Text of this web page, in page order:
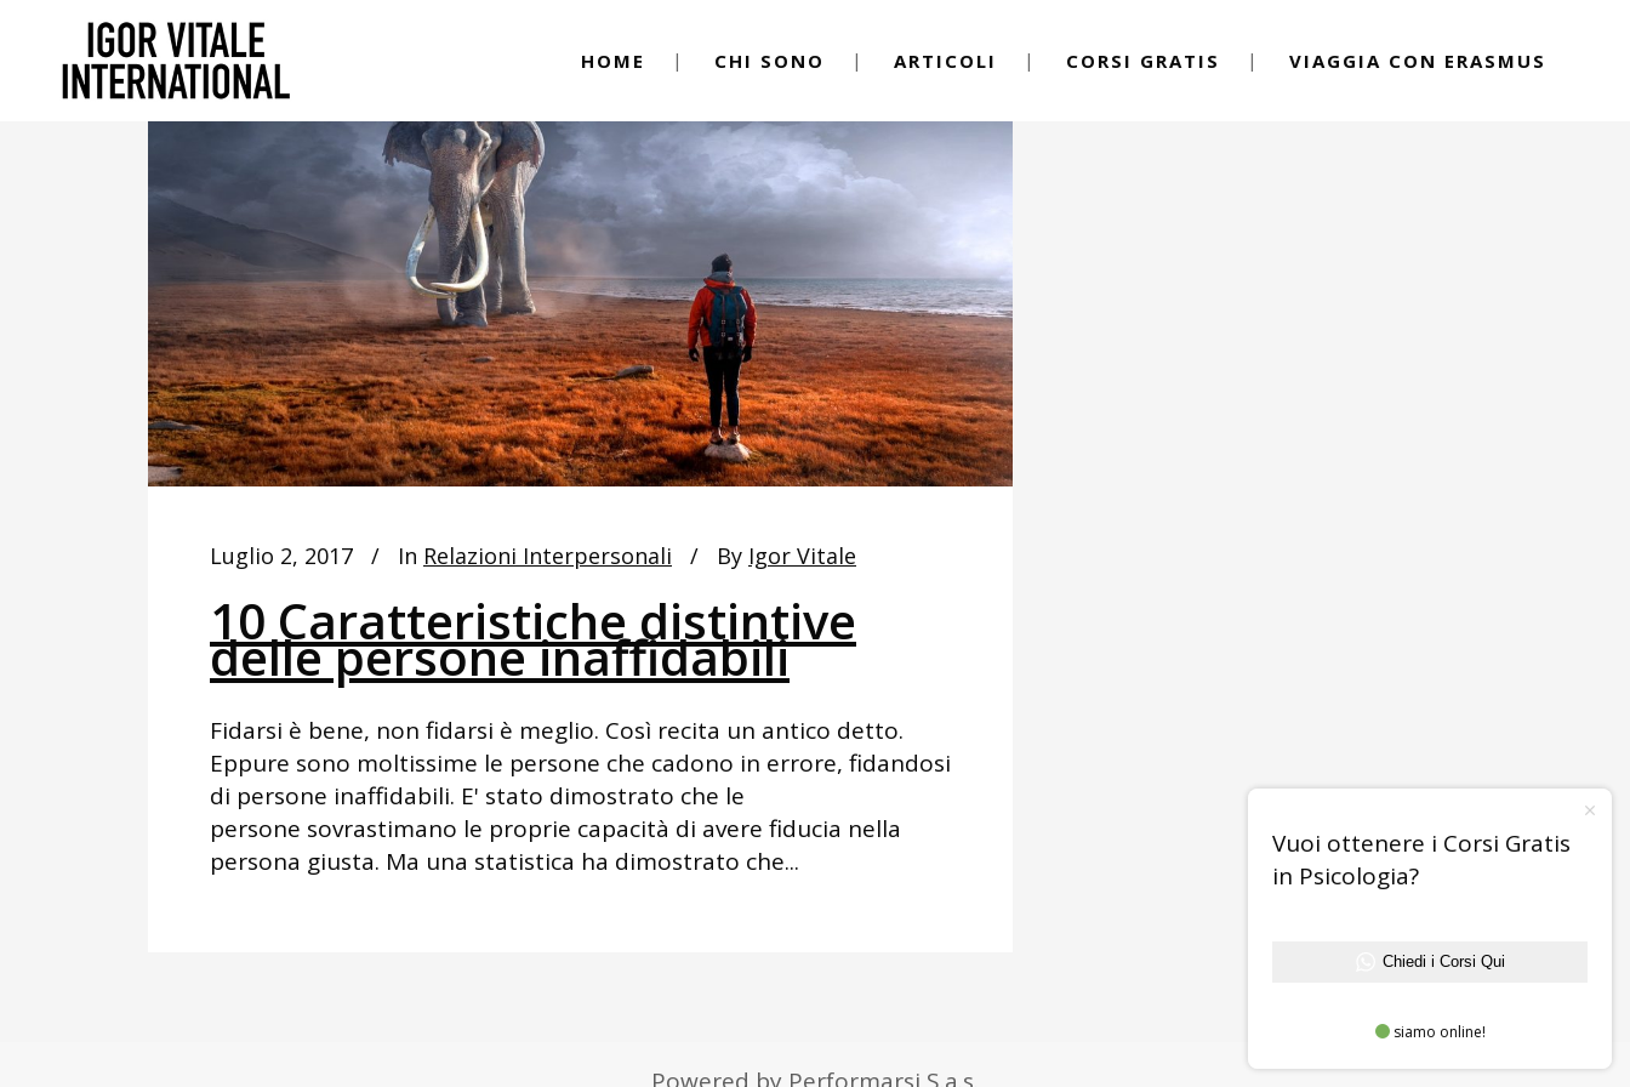
HOME CHI SONO ARTICOLI CORSI GRATIS VIAGGIA CON ERASMUS
Luglio 2, 2017 In Relazioni Interpersonali By Igor Vitale
10 Caratteristiche distintive
delle persone inaffidabili
Fidarsi è bene, non fidarsi è meglio. Così recita un antico detto.
Eppure sono moltissime le persone che cadono in errore, fidandosi
di persone inaffidabili. E' stato dimostrato che le
persone sovrastimano le proprie capacità di avere fiducia nella
persona giusta. Ma una statistica ha dimostrato che...
Vuoi ottenere i Corsi Gratis
in Psicologia?
Chiedi i Corsi Qui
siamo online!